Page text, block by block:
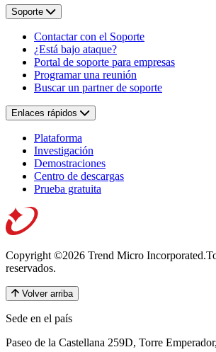
Soporte
Contactar con el Soporte
¿Está bajo ataque?
Portal de soporte para empresas
Programar una reunión
Buscar un partner de soporte
Enlaces rápidos
Plataforma
Investigación
Demostraciones
Centro de descargas
Prueba gratuita
Copyright ©2026 Trend Micro Incorporated.
reservados.
Volver arriba
Sede en el país
Paseo de la Castellana 259D, Torre